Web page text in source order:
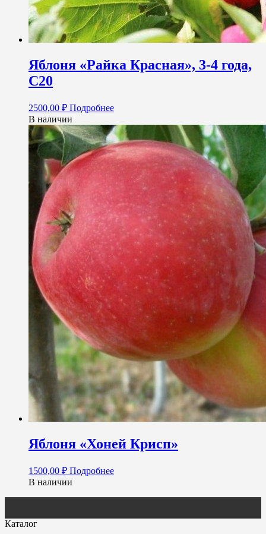
Яблоня «Райка Красная», 3-4 года,
С20
2500,00 ₽ Подробнее
В наличии
Яблоня «Хоней Крисп»
1500,00 ₽ Подробнее
В наличии
Каталог